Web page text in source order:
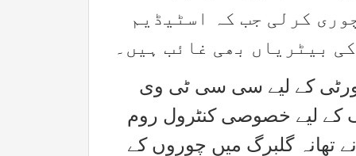
کرلی جب کہ اسٹیڈیم
بیٹریاں بھی غائب ہیں۔
کے لیے سی سی ٹی وی
کے لیے خصوصی کنٹرول روم
تھانہ گلبرگ میں چوروں کے